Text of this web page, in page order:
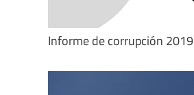
Informe de corrupción 2019